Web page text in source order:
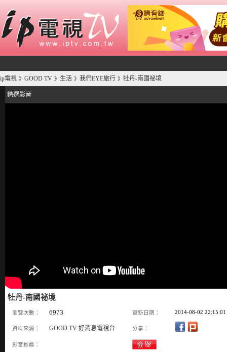
ip電視 》 GOOD TV 》 生活 》 我們EYE旅行 》 牡丹-南國祕境
精選影音
牡丹-南國祕境
瀏覽次數： 6973 更新日期： 2014-08-02 22:15:01
資料來源： GOOD TV 好消息電視台 分享：
影音推薦：